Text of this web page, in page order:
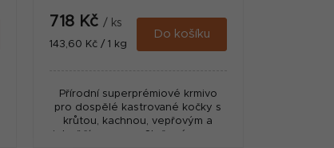
718 Kč / ks
Měrná
143,60 Kč / 1 kg
Do košíku
Přírodní superprémiové krmivo
pro dospělé kastrované kočky s
krůtou, kachnou, vepřovým a
jehněčím masem. Složené pouze